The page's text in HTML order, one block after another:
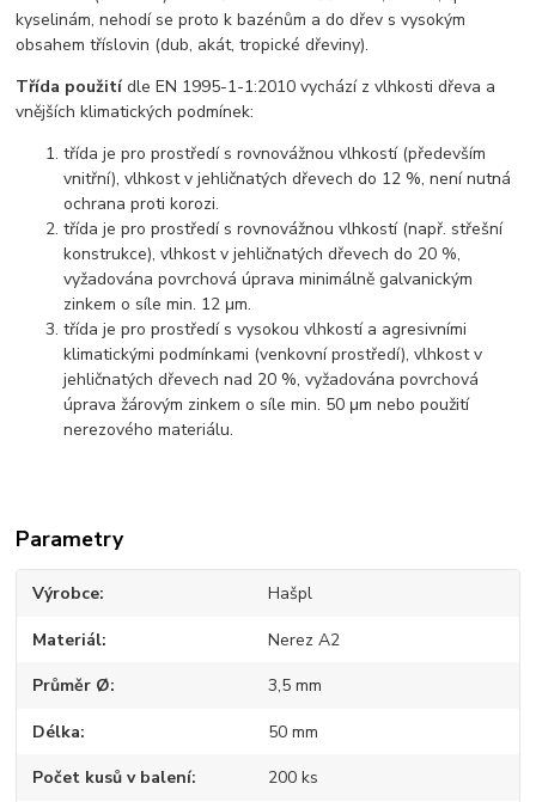
kyselinám, nehodí se proto k bazénům a do dřev s vysokým
obsahem tříslovin (dub, akát, tropické dřeviny).
Třída použitídle EN 1995-1-1:2010 vychází z vlhkosti dřeva a
vnějších klimatických podmínek:
třída je pro prostředí s rovnovážnou vlhkostí (především
vnitřní), vlhkost v jehličnatých dřevech do 12 %, není nutná
ochrana proti korozi.
třída je pro prostředí s rovnovážnou vlhkostí (např. střešní
konstrukce), vlhkost v jehličnatých dřevech do 20 %,
vyžadována povrchová úprava minimálně galvanickým
zinkem o síle min. 12 μm.
třída je pro prostředí s vysokou vlhkostí a agresivními
klimatickými podmínkami (venkovní prostředí), vlhkost v
jehličnatých dřevech nad 20 %, vyžadována povrchová
úprava žárovým zinkem o síle min. 50 μm nebo použití
nerezového materiálu.
Parametry
Výrobce Hašpl
Materiál Nerez A2
Průměr Ø 3,5 mm
Délka 50 mm
Počet kusů v balení 200 ks